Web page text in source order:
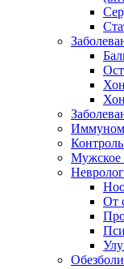
Контроль
Мужское
От